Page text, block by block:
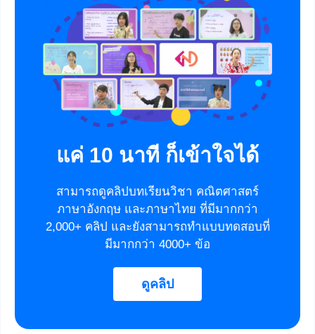
แค่ 10 นาที ก็เข้าใจได้
สามารถดูคลิปบทเรียนวิชา คณิตศาสตร์
ภาษาอังกฤษ และภาษาไทย ที่มีมากกว่า
2,000+ คลิป และยังสามารถทำแบบทดสอบที่
มีมากกว่า 4000+ ข้อ
ดูคลิป